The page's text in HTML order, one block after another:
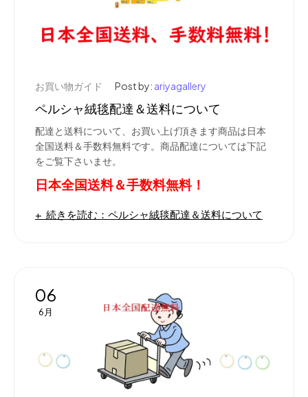
お買い物ガイド Post by: ariyagallery
ペルシャ絨毯配達＆送料について
配達と送料について、お買い上げ頂きます商品は日本
全国送料＆手数料無料です。商品配達については下記
をご覧下さいませ。
日本全国送料＆手数料無料！
続きを読む：ペルシャ絨毯配達＆送料について
06
6月